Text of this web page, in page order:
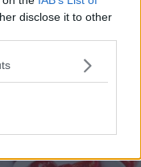
disclose it to other